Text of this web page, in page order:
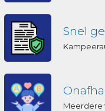
Snel
Meerdere